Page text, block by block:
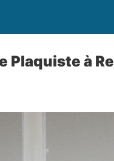
Plaquiste à